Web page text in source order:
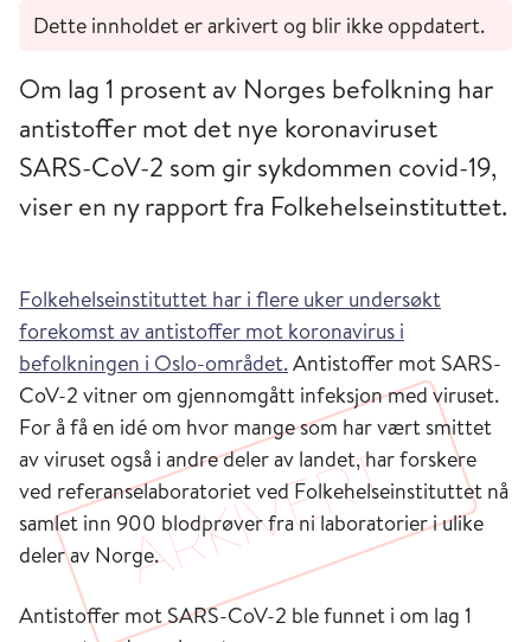
Dette innholdet er arkivert og blir ikke oppdatert.
Om lag 1 prosent av Norges befolkning har
antistoffer mot det nye koronaviruset
SARS-CoV-2 som gir sykdommen covid-19,
viser en ny rapport fra Folkehelseinstituttet.
Folkehelseinstituttet har i flere uker undersøkt
forekomst av antistoffer mot koronavirus i
befolkningen i Oslo-området.Antistoffer mot SARS-
CoV-2 vitner om gjennomgått infeksjon med viruset.
For å få en idé om hvor mange som har vært smittet
av viruset også i andre deler av landet, har forskere
ved referanselaboratoriet ved Folkehelseinstituttet nå
samlet inn 900 blodprøver fra ni laboratorier i ulike
deler av Norge.
Antistoffer mot SARS-CoV-2 ble funnet i om lag 1